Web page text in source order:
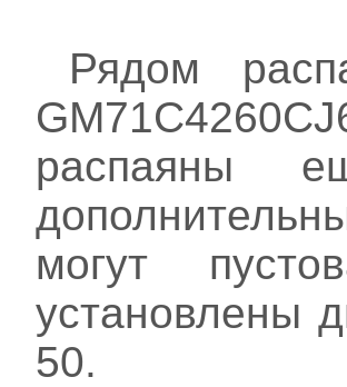
Рядом
распаяны
могут
установлены
50.